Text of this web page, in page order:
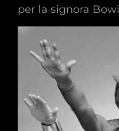
per la signora